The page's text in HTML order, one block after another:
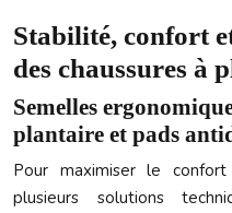
Stabilité, confort
des chaussures à
Semelles
plantaire et pads
Pour maximiser le
plusieurs solutions